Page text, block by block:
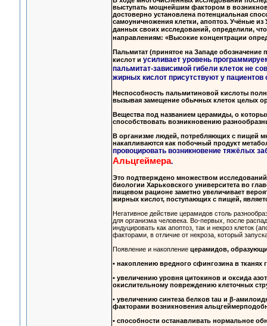
выступать мощнейшим фактором в
достоверно установлена потенциальная
самоуничножения клетки, апоптоз. Учёные
данных своих исследований, определили,
направлениям: «Высокие концентрации
Пальмитат (принятое на Западе
кислот и усиливает уровень
пальмитат-зависимой гибели клеток не
жирных кислот присутствуют у
Неспособность пальмитиновой кислоты
вызывая замещение обычных клеток целых
Вещества под названием церамиды, о
способствовать возникновению
В организме людей, потребляющих с пищей
накапливаются как побочный продукт
провоцировать возникновение тяжёлых
Альцгеймера.
Это подтверждено множеством
биологии Харьковского университета во
пищевом рационе заметно увеличивает
жирных кислот, поступающих с пищей,
Негативное действие церамидов столь
для организма человека. Во-первых, после
индуцировать как апоптоз, так и некроз клеток
факторами, в отличие от некроза, который
Появление и накопление церамидов,
• накоплению вредного сфингозина в тканях
• увеличению уровня цитокинов и оксида
окислительному повреждению клеточных
• увеличению синтеза белков tau и β-
факторами возникновения
• способности останавливать нормальное